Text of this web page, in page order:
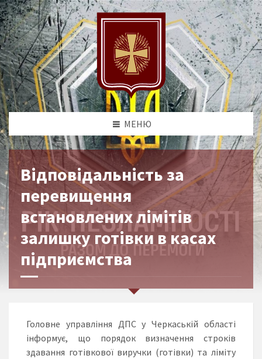
МЕНЮ
Відповідальність за
перевищення
встановлених лімітів
залишку готівки в касах
підприємства
Головне управління ДПС у Черкаській області
інформує, що порядок визначення строків
здавання готівкової виручки (готівки) та ліміту